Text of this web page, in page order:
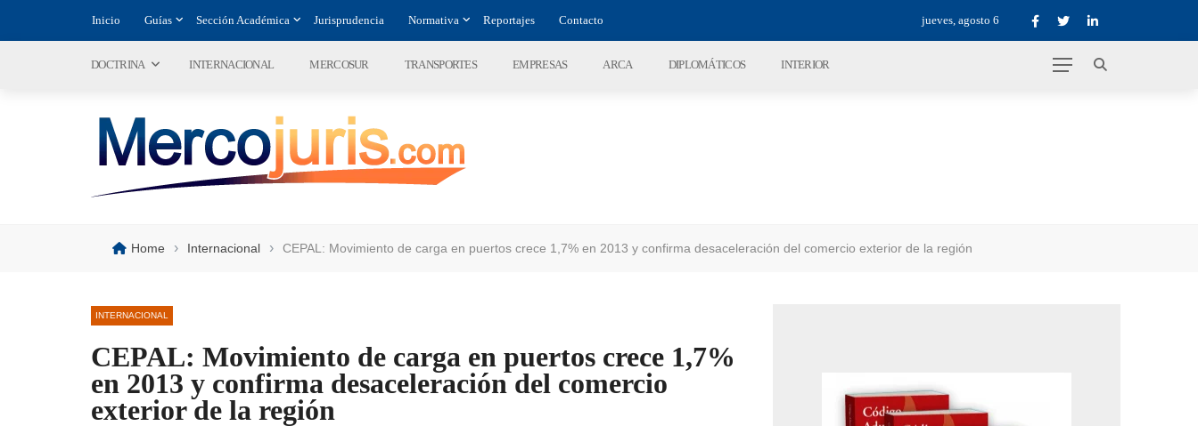
Inicio Guías Sección Académica Jurisprudencia Normativa Reportajes Contacto jueves, agosto 6
DOCTRINA INTERNACIONAL MERCOSUR TRANSPORTES EMPRESAS ARCA DIPLOMÁTICOS INTERIOR
Home › Internacional › CEPAL: Movimiento de carga en puertos crece 1,7% en 2013 y confirma desaceleración del comercio exterior de la región
INTERNACIONAL
CEPAL: Movimiento de carga en puertos crece 1,7%
en 2013 y confirma desaceleración del comercio
exterior de la región